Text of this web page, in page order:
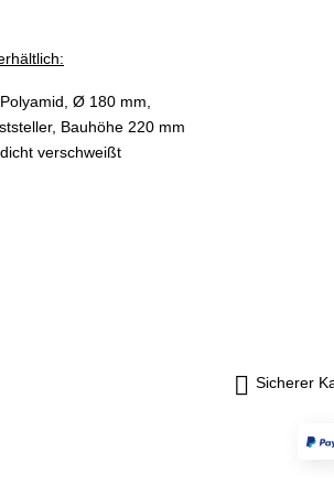
Ø 180 mm,
Bauhöhe 220 mm
verschweißt
Sicherer